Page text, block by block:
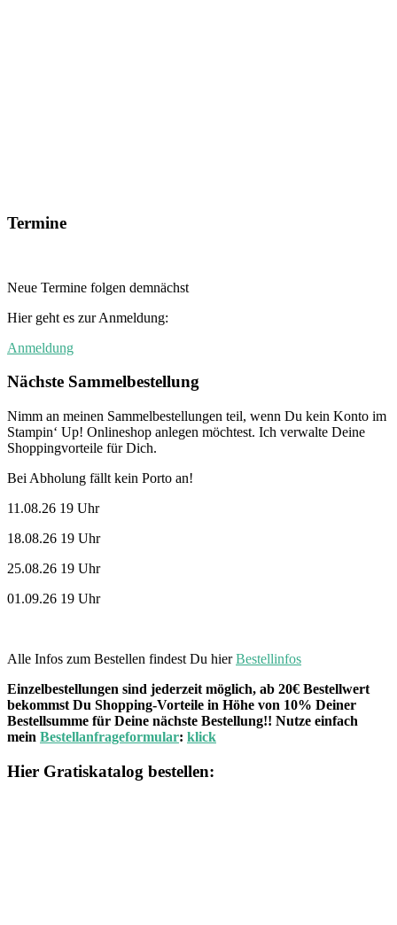
Termine
Neue Termine folgen demnächst
Hier geht es zur Anmeldung:
Anmeldung
Nächste Sammelbestellung
Nimm an meinen Sammelbestellungen teil, wenn Du kein Konto im
Stampin‘ Up! Onlineshop anlegen möchtest. Ich verwalte Deine
Shoppingvorteile für Dich.
Bei Abholung fällt kein Porto an!
11.08.26 19 Uhr
18.08.26 19 Uhr
25.08.26 19 Uhr
01.09.26 19 Uhr
Alle Infos zum Bestellen findest Du hierBestellinfos
Einzelbestellungen sind jederzeit möglich, ab 20€ Bestellwert
bekommst Du Shopping-Vorteile in Höhe von 10% Deiner
Bestellsumme für Deine nächste Bestellung!! Nutze einfach
mein Bestellanfrageformular: klick
Hier Gratiskatalog bestellen: